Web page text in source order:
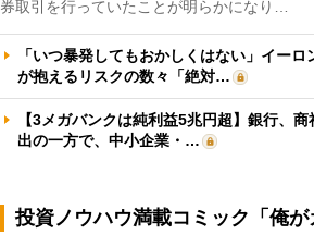
券取引を行っていたことが明らかになり…
「いつ暴発してもおかしくはない」イー
が抱えるリスクの数々「絶対…
【3メガバンクは純利益5兆円超】銀行、
出の一方で、中小企業・…
投資ノウハウ満載コミック「俺が